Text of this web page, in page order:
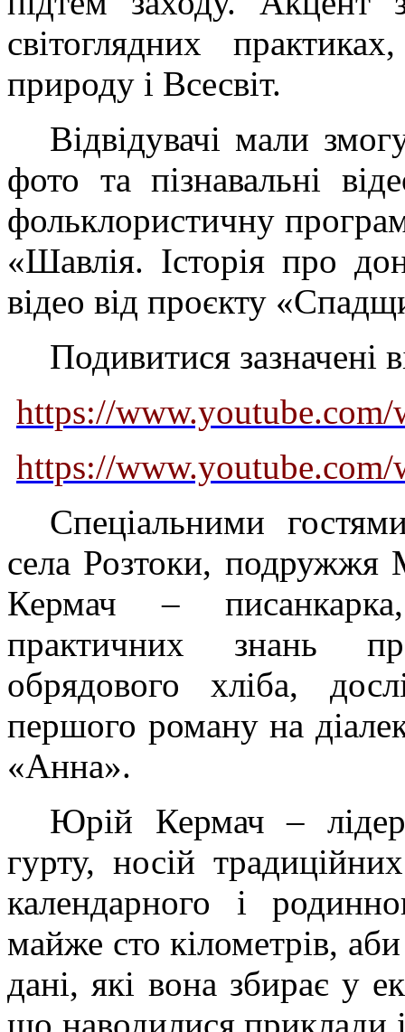
світоглядних
природу і Всесвіт.
Відвідувачі мали
фото та пізнавальні
фольклористичну
«Шавлія. Історія про
відео від проєкту
Подивитися зазначені
https://
https://www.youtube.com/
Спеціальними
села Розтоки, подружжя
Кермач –
практичних знань
обрядового хліба,
першого роману на
«Анна».
Юрій Кермач – лідер
гурту, носій
календарного і
майже сто кілометрів,
дані, які вона збирає у
що наводилися приклади